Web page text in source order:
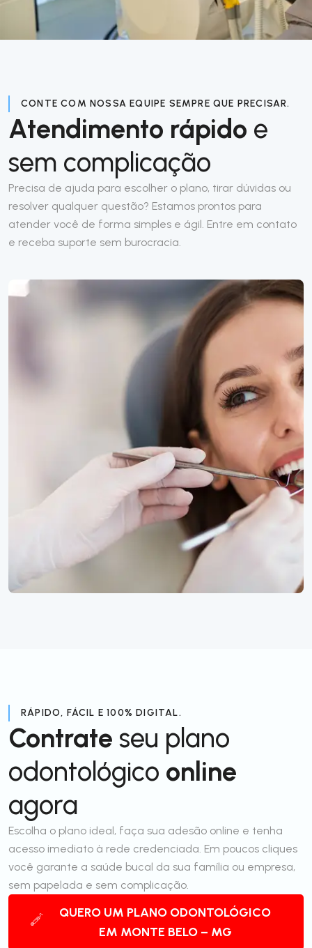
CONTE COM NOSSA EQUIPE SEMPRE QUE PRECISAR.
Atendimento rápido e
sem complicação
Precisa de ajuda para escolher o plano, tirar dúvidas ou
resolver qualquer questão? Estamos prontos para
atender você de forma simples e ágil. Entre em contato
e receba suporte sem burocracia.
RÁPIDO, FÁCIL E 100% DIGITAL.
Contrate seu plano
odontológico online
agora
Escolha o plano ideal, faça sua adesão online e tenha
acesso imediato à rede credenciada. Em poucos cliques
você garante a saúde bucal da sua família ou empresa,
sem papelada e sem complicação.
QUERO UM PLANO ODONTOLÓGICO
EM MONTE BELO – MG